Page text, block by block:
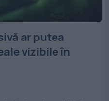
ar putea
vizibile în